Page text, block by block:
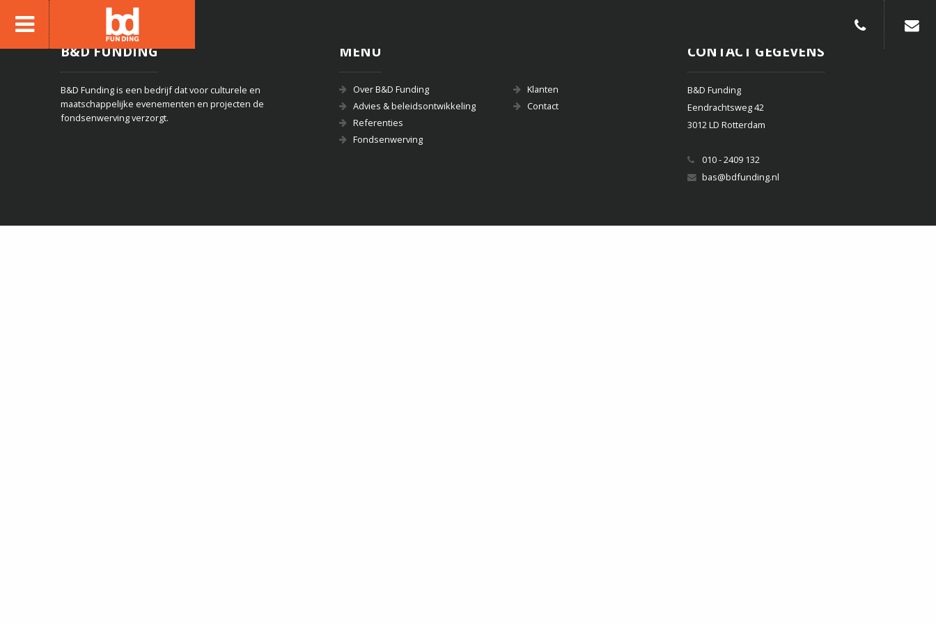
010-
B&D FUNDING
B&D Funding is een bedrijf dat voor culturele en
maatschappelijke evenementen en projecten de
fondsenwerving verzorgt.
MENU
Over B&D Funding
Advies & beleidsontwikkeling
Referenties
Fondsenwerving
Klanten
Contact
CONTACT GEGEVENS
B&D Funding
Eendrachtsweg 42
3012 LD Rotterdam
010 - 2409 132
bas@bdfunding.nl